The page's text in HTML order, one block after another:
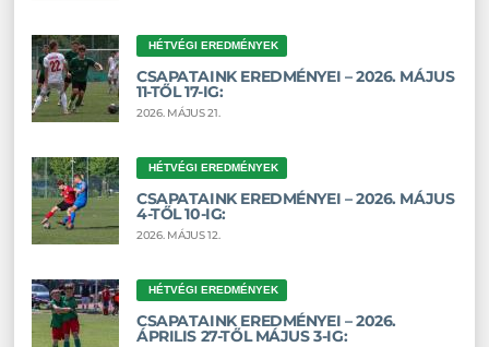
HÉTVÉGI EREDMÉNYEK
CSAPATAINK EREDMÉNYEI – 2026. MÁJUS
11-TŐL 17-IG:
2026. MÁJUS 21.
HÉTVÉGI EREDMÉNYEK
CSAPATAINK EREDMÉNYEI – 2026. MÁJUS
4-TŐL 10-IG:
2026. MÁJUS 12.
HÉTVÉGI EREDMÉNYEK
CSAPATAINK EREDMÉNYEI – 2026.
ÁPRILIS 27-TŐL MÁJUS 3-IG: